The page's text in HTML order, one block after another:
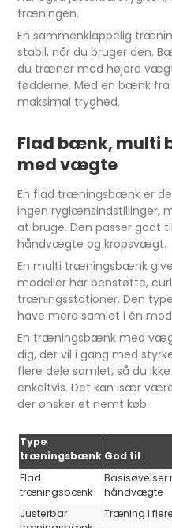
træningen.
En sammenklappelig
stabil, når du bruger den.
du træner med højere
fødderne. Med en bænk
maksimal tryghed.
Flad bænk, multi
med vægte
En flad træningsbænk er
ingen ryglænsindstillinger,
at bruge. Den passer godt
håndvægte og kropsvægt.
En multi træningsbænk
modeller har benstøtte,
træningsstationer. Den
have mere samlet i én
En træningsbænk med
dig, der vil i gang med
flere dele samlet, så du
enkeltvis. Det kan især
der ønsker et nemt køb.
Type
træningsbænk God til
Flad
træningsbænk
Basisøvelser
håndvægte
Justerbar
Træning i